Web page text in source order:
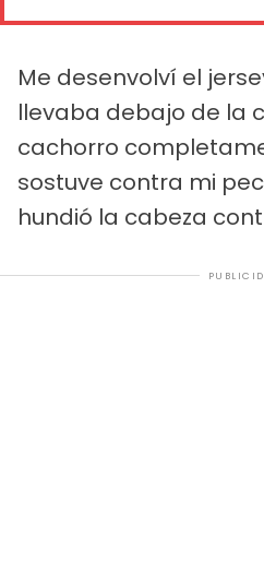
Me desenvolví el
llevaba debajo de la
cachorro
sostuve contra mi
hundió la cabeza